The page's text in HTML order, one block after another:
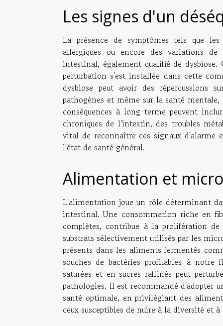
Les signes d'un
La présence de symptômes tels que
allergiques ou encore des variations
intestinal, également qualifié de dysbiose.
perturbation s'est installée dans cette
dysbiose peut avoir des répercussions
pathogènes et même sur la santé
conséquences à long terme peuvent
chroniques de l'intestin, des troubles
vital de reconnaître ces signaux
l'état de santé général.
Alimentation et
L'alimentation joue un rôle déterminant
intestinal. Une consommation riche en
complètes, contribue à la prolifération de
substrats sélectivement utilisés par les
présents dans les aliments fermentés
souches de bactéries profitables à
saturées et en sucres raffinés peut
pathologies. Il est recommandé d'adopter
santé optimale, en privilégiant des
ceux susceptibles de nuire à la diversité